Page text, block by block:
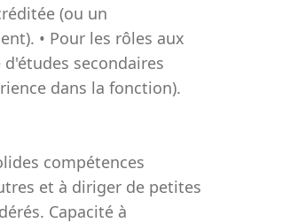
(ou un
• Pour les rôles aux
secondaires
dans la fonction).
compétences
et à diriger de petites
Capacité à